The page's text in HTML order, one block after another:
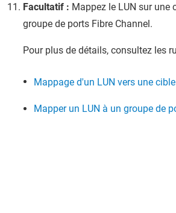
Facultatif : Mappez le LUN sur une
groupe de ports Fibre Channel.
Pour plus de détails, consultez les
Mappage d'un LUN vers une
Mapper un LUN à un groupe de